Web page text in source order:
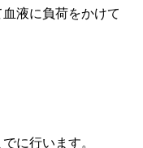
液に負荷をかけて
に行います。